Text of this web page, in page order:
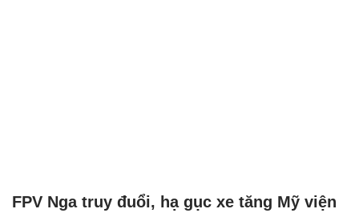
FPV Nga truy đuổi, hạ gục xe tăng Mỹ viện